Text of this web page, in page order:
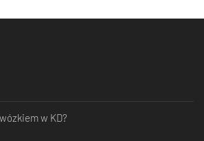
w KD?